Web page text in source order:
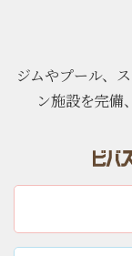
ジムやプール、
ン施設を完備